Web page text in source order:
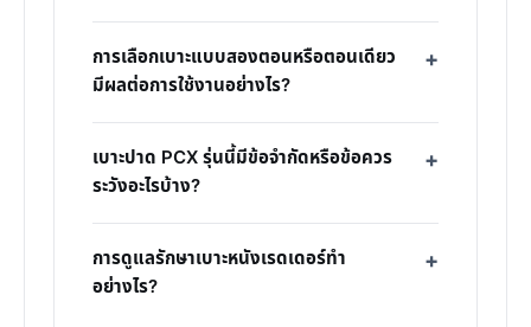
การเลือกเบาะแบบสองตอนหรือตอนเดียว
มีผลต่อการใช้งานอย่างไร?
เบาะปาด PCX รุ่นนี้มีข้อจำกัดหรือข้อควร
ระวังอะไรบ้าง?
การดูแลรักษาเบาะหนังเรดเดอร์ทำ
อย่างไร?